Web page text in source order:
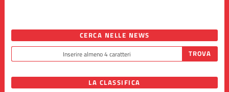
CERCA NELLE NEWS
LA CLASSIFICA